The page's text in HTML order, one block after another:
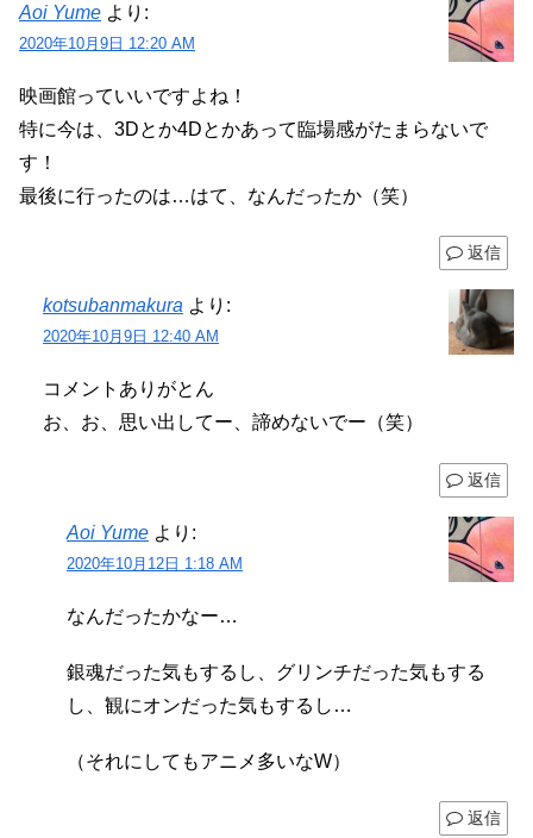
Aoi Yume より:
2020年10月9日 12:20 AM
映画館っていいですよね！
特に今は、3Dとか4Dとかあって臨場感がたまらないで
す！
最後に行ったのは…はて、なんだったか（笑）
返信
kotsubanmakura より:
2020年10月9日 12:40 AM
コメントありがとん
お、お、思い出してー、諦めないでー（笑）
返信
Aoi Yume より:
2020年10月12日 1:18 AM
なんだったかなー…
銀魂だった気もするし、グリンチだった気もする
し、観にオンだった気もするし…
（それにしてもアニメ多いなW）
返信